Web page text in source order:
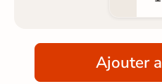
Ajouter